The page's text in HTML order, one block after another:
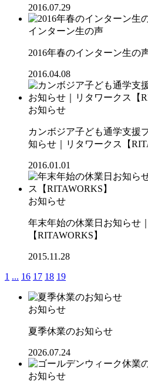
2016.07.29
インターン生の声
2016年春のインターン生の
2016.04.08
お知らせ
カンボジア子ども通学支援
知らせ｜リタワークス【
2016.01.01
お知らせ
年末年始の休業日お知らせ
【RITAWORKS】
2015.11.28
1 ... 16 17 18 19
お知らせ
夏季休業のお知らせ
2026.07.24
お知らせ